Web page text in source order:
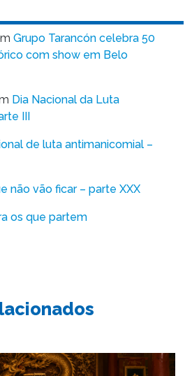
Grupo Tarancón celebra 50
com show em Belo
Dia Nacional da Luta
III
de luta antimanicomial –
não vão ficar – parte XXX
os que partem